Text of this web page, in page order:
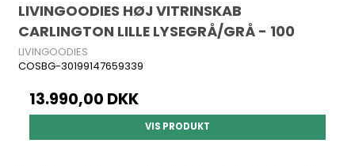
LIVINGOODIES HØJ VITRINSKAB
CARLINGTON LILLE LYSEGRÅ/GRÅ - 100
LIVINGOODIES
COSBG-30199147659339
13.990,00 DKK
VIS PRODUKT